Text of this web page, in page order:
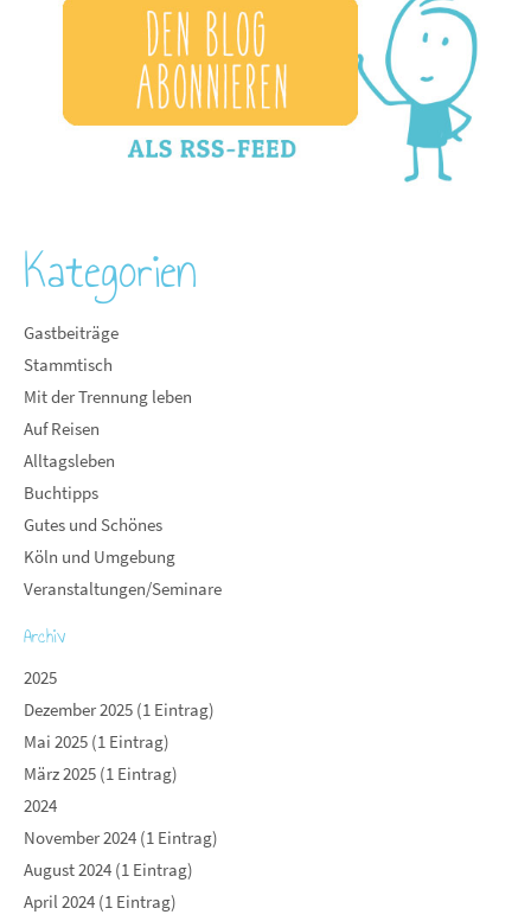
Kategorien
Gastbeiträge
Stammtisch
Mit der Trennung leben
Auf Reisen
Alltagsleben
Buchtipps
Gutes und Schönes
Köln und Umgebung
Veranstaltungen/Seminare
Archiv
2025
Dezember 2025 (1 Eintrag)
Mai 2025 (1 Eintrag)
März 2025 (1 Eintrag)
2024
November 2024 (1 Eintrag)
August 2024 (1 Eintrag)
April 2024 (1 Eintrag)